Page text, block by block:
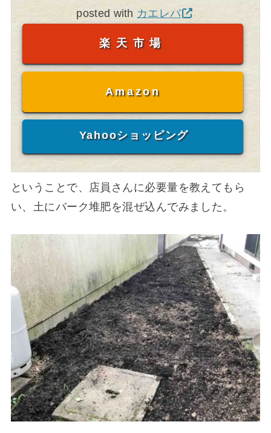
posted with カエレバ
楽天市場
Amazon
Yahooショッピング
ということで、店員さんに必要量を教えてもら
い、土にバーク堆肥を混ぜ込んでみました。